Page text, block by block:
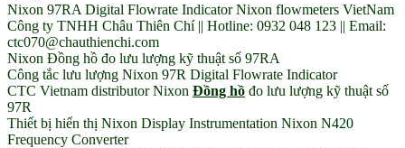
Nixon 97RA Digital Flowrate Indicator Nixon flowmeters VietNam
Công ty TNHH Châu Thiên Chí || Hotline: 0932 048 123 || Email:
ctc070@chauthienchi.com
Nixon Đồng hồ đo lưu lượng kỹ thuật số 97RA
Công tắc lưu lượng Nixon 97R Digital Flowrate Indicator
CTC Vietnam distributor Nixon Đồng hồ đo lưu lượng kỹ thuật số
97R
Thiết bị hiển thị Nixon Display Instrumentation Nixon N420
Frequency Converter